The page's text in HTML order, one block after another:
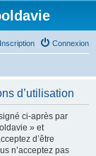
Connexion
Inscription
d’utilisation
ci-après par
» et
d’être
n’acceptez pas